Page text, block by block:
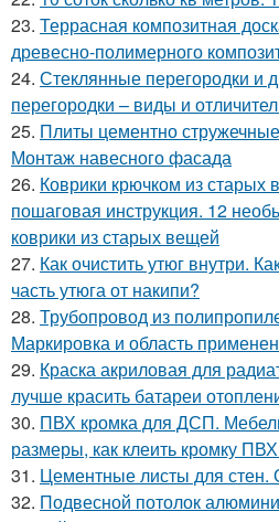
23. Террасная композитная
древесно-полимерного
24. Стеклянные перегородки и
перегородки – виды и
25. Плиты цементно
Монтаж навесного фасада
26. Коврики крючком из
пошаговая инструкция. 12
коврики из старых вещей
27. Как очистить утюг внутри.
часть утюга от накипи?
28. Трубопровод из
Маркировка и область
29. Краска акриловая для
лучше красить батареи
30. ПВХ кромка для ДСП.
размеры, как клеить кромку
31. Цементные листы для стен.
32. Подвесной потолок